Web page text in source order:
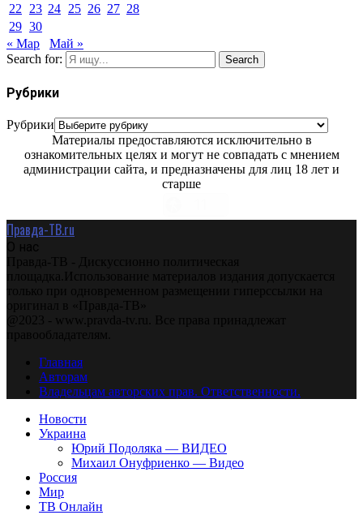
22
23 24 25 26 27 28
29 30
« Мар
Май »
Search for:
Search
Рубрики
Рубрики
Материалы предоставляются исключительно в
ознакомительных целях и могут не совпадать с мнением
администрации сайта, и предназначены для лиц 18 лет и
старше
Правда-ТВ.ru
О нас
Правда-ТВ - Дискуссионно политическая
площадка.Использование материалов издания допускается
только при одновременном размещении гиперссылки на
оригинал в «Правда-ТВ»
@2023 - www.pravda-tv.ru. Все права принадлежат
правообладателям.
Главная
Авторам
Владельцам авторских прав. Ответственности.
Новости
Украина
Юрий Подоляка — ВИДЕО
Михаил Онуфриенко — Видео
Россия
Мир
ТВ Онлайн